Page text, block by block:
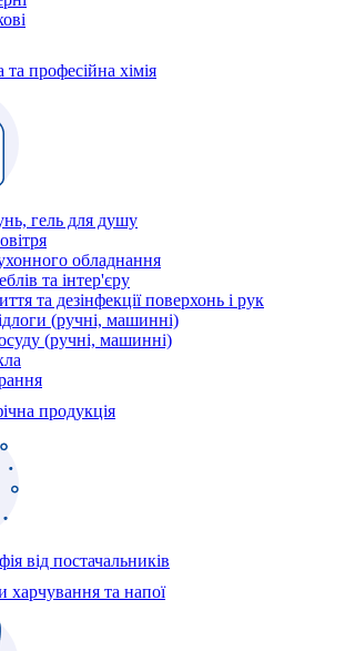
професійна хімія
гель для душу
обладнання
та інтер'єру
та дезінфекції поверхонь і рук
(ручні, машинні)
(ручні, машинні)
продукція
від постачальників
харчування та напої